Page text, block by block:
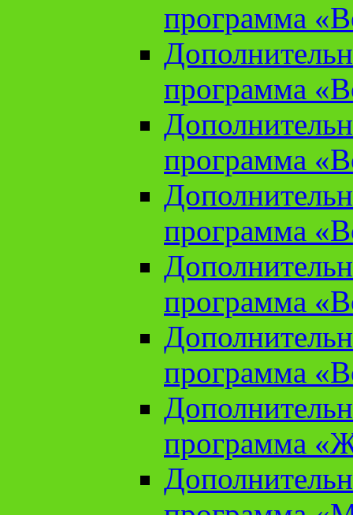
программа
программа
программа
программа
программа
программа
программа